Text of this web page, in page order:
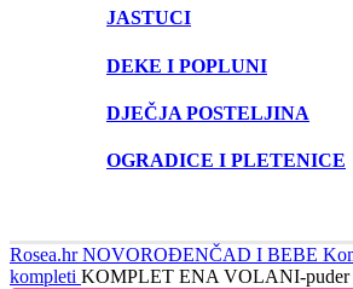
JASTUCI
DEKE I POPLUNI
DJEČJA POSTELJINA
OGRADICE I PLETENICE
Rosea.hrNOVOROĐENČAD I BEBE
kompleti KOMPLET ENA VOLANI-puder